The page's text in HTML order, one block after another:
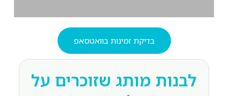
בדיקת זמינות בוואטסאפ
לבנות מותג שזוכרים על